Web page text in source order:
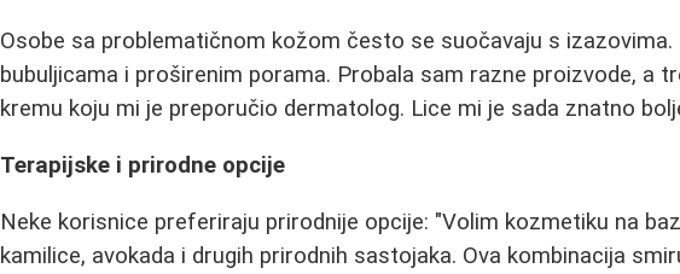
Osobe sa problematičnom kožom često se suočavaju s izazovima.
bubuljicama i proširenim porama. Probala sam razne proizvode, a
kremu koju mi je preporučio dermatolog. Lice mi je sada znatno
Terapijske i prirodne opcije
Neke korisnice preferiraju prirodnije opcije: "Volim kozmetiku na
kamilice, avokada i drugih prirodnih sastojaka. Ova kombinacija